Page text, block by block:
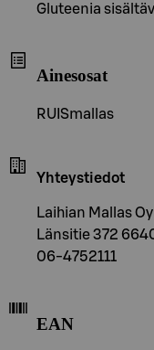
Gluteenia
Ainesosat
RUISmallas
Yhteystiedot
Laihian Mallas Oy
Länsitie 372
06-4752111
EAN